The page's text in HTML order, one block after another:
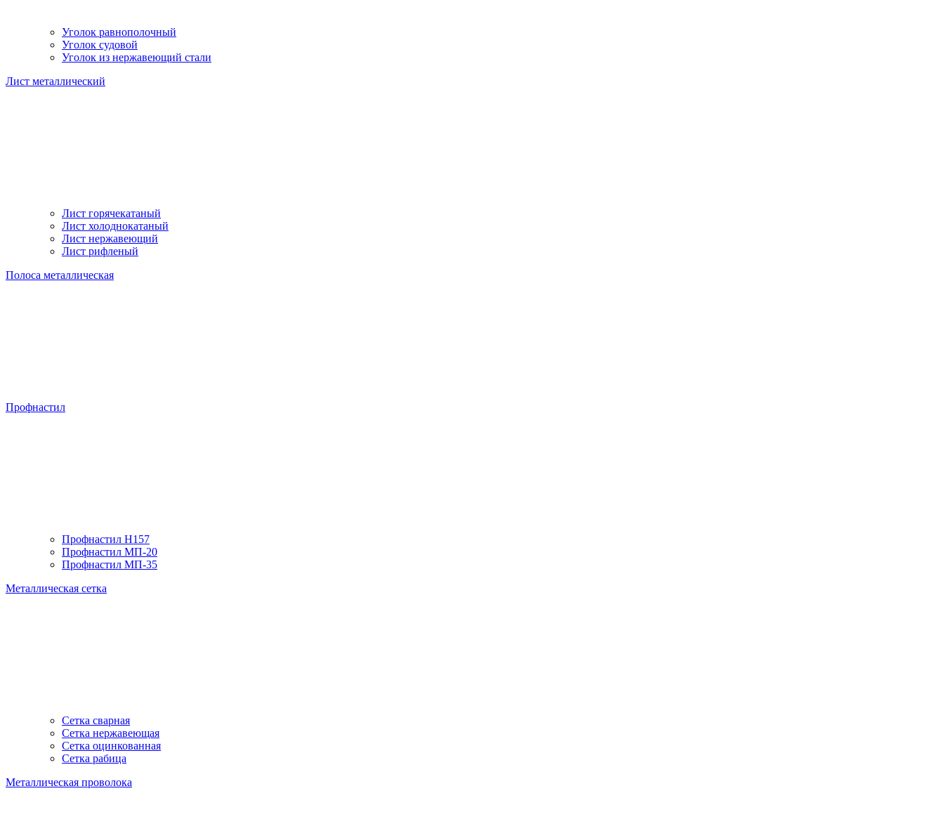
Уголок равнополочный
Уголок судовой
Уголок из нержавеющий стали
Лист металлический
Лист горячекатаный
Лист холоднокатаный
Лист нержавеющий
Лист рифленый
Полоса металлическая
Профнастил
Профнастил H157
Профнастил МП-20
Профнастил МП-35
Металлическая сетка
Сетка сварная
Сетка нержавеющая
Сетка оцинкованная
Сетка рабица
Металлическая проволока